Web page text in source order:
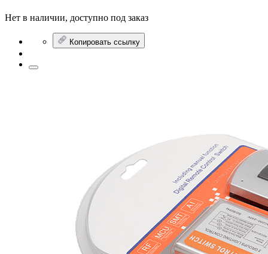
Нет в наличии, доступно под заказ
Копировать ссылку